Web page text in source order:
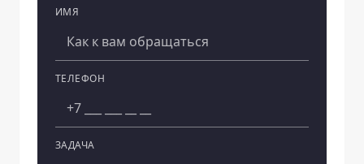
ИМЯ
ТЕЛЕФОН
ЗАДАЧА
Компания